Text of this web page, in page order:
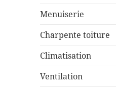
Menuiserie
Charpente toiture
Climatisation
Ventilation